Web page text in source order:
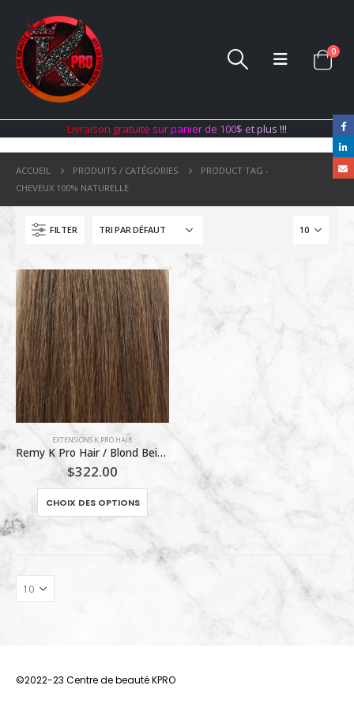
0
Livraison gratuite surpanier de 100$ etplus !!!
ACCUEIL PRODUITS / CATÉGORIES
PRODUCT TAG -
CHEVEUX 100% NATURELLE
FILTER
EXTENSIONS K PRO HAIR
Remy K Pro Hair / Blond Beige #6
$322.00
CHOIX DES OPTIONS
produit
a
plusieurs
variations.
la
©2022-23 Centre de beauté KPRO